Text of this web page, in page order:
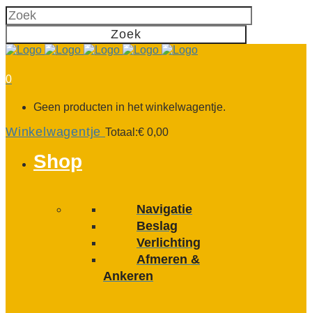
0
Geen producten in het winkelwagentje.
Winkelwagentje Totaal:€ 0,00
Shop
Navigatie
Beslag
Verlichting
Afmeren &
Ankeren